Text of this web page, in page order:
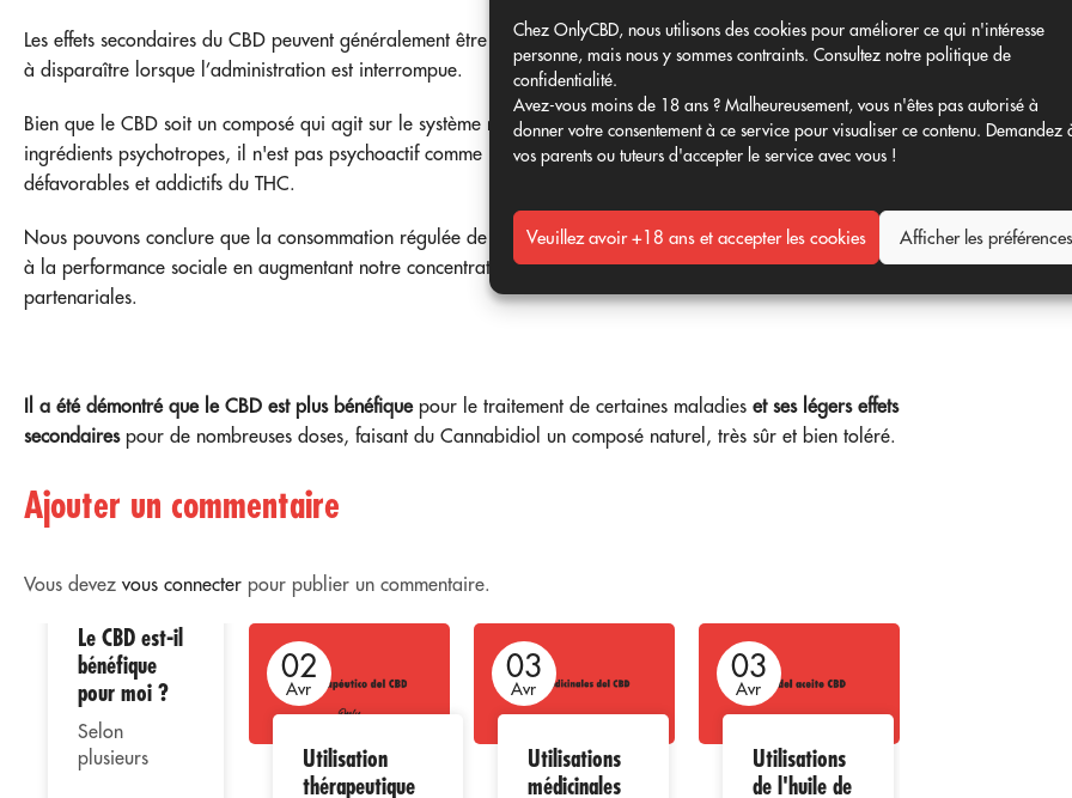
Chez OnlyCBD, nous utilisons des cookies pour améliorer ce qui n'intéresse
personne, mais nous y sommes contraints. Consultez notre politique de
confidentialité.
Avez-vous moins de 18 ans ? Malheureusement, vous n'êtes pas autorisé à
donner votre consentement à ce service pour visualiser ce contenu. Demandez
vos parents ou tuteurs d'accepter le service avec vous !
Veuillez avoir +18 ans et accepter les cookies Afficher les
Les effets secondaires du CBD peuvent généralement être contrecarrés en réduisant la dose et ont tendance
à disparaître lorsque l’administration est interrompue.
Bien que le CBD soit un composé qui agit sur le système nerveux central, ce qui le place sur la liste des
ingrédients psychotropes, il n'est pas psychoactif comme le tétrahydrocannabinol et peut atténuer les effets
défavorables et addictifs du THC.
Nous pouvons conclure que la consommation régulée de Le CBD apporte de grands bienfaits à la santé et
à la performance sociale en augmentant notre concentration, notre énergie et nos relations sociales et
partenariales.
Il a été démontré que le CBD est plus bénéfiquepour le traitement de certaines maladies et ses légers effets
secondairespour de nombreuses doses, faisant du Cannabidiol un composé naturel, très sûr et bien toléré.
Ajouter un commentaire
Vous devez vous connecter pour publier un commentaire.
02
Avr
Le CBD est-il
bénéfique
pour moi ?
Selon
plusieurs
02
Avr
Utilisation
thérapeutique
03
Avr
Utilisations
médicinales
03
Avr
Utilisations
de l'huile de